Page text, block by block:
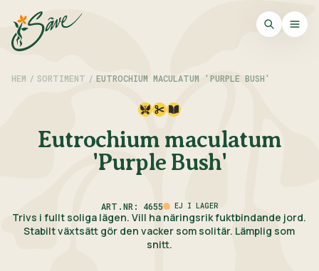
HEM / SORTIMENT / EUTROCHIUM MACULATUM 'PURPLE BUSH'
Eutrochium maculatum
'Purple Bush'
Trivs i fullt soliga lägen. Vill ha näringsrik fuktbindande jord.
Stabilt växtsätt gör den vacker som solitär. Lämplig som
snitt.
ART.NR: 4655 EJ I LAGER